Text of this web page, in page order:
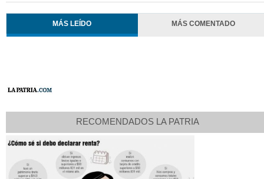
MÁS LEÍDO MÁS COMENTADO
RECOMENDADOS LA PATRIA